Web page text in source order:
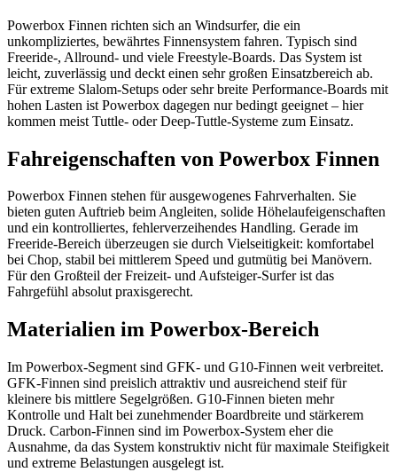
Powerbox Finnen richten sich an Windsurfer, die ein
unkompliziertes, bewährtes Finnensystem fahren. Typisch sind
Freeride-, Allround- und viele Freestyle-Boards. Das System ist
leicht, zuverlässig und deckt einen sehr großen Einsatzbereich ab.
Für extreme Slalom-Setups oder sehr breite Performance-Boards mit
hohen Lasten ist Powerbox dagegen nur bedingt geeignet – hier
kommen meist Tuttle- oder Deep-Tuttle-Systeme zum Einsatz.
Fahreigenschaften von Powerbox Finnen
Powerbox Finnen stehen für ausgewogenes Fahrverhalten. Sie
bieten guten Auftrieb beim Angleiten, solide Höhelaufeigenschaften
und ein kontrolliertes, fehlerverzeihendes Handling. Gerade im
Freeride-Bereich überzeugen sie durch Vielseitigkeit: komfortabel
bei Chop, stabil bei mittlerem Speed und gutmütig bei Manövern.
Für den Großteil der Freizeit- und Aufsteiger-Surfer ist das
Fahrgefühl absolut praxisgerecht.
Materialien im Powerbox-Bereich
Im Powerbox-Segment sind GFK- und G10-Finnen weit verbreitet.
GFK-Finnen sind preislich attraktiv und ausreichend steif für
kleinere bis mittlere Segelgrößen. G10-Finnen bieten mehr
Kontrolle und Halt bei zunehmender Boardbreite und stärkerem
Druck. Carbon-Finnen sind im Powerbox-System eher die
Ausnahme, da das System konstruktiv nicht für maximale Steifigkeit
und extreme Belastungen ausgelegt ist.